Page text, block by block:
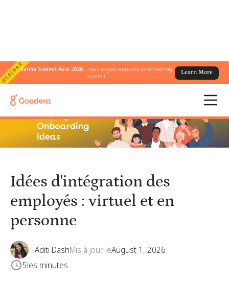
WEBINARKarma Summit Asia 2026 :Asia's largest corporate volunteering
summit
Learn More
← Tous les blogs
Idées d'intégration des
employés : virtuel et en
personne
Aditi DashMis à jour leAugust 1, 2026
5les minutes